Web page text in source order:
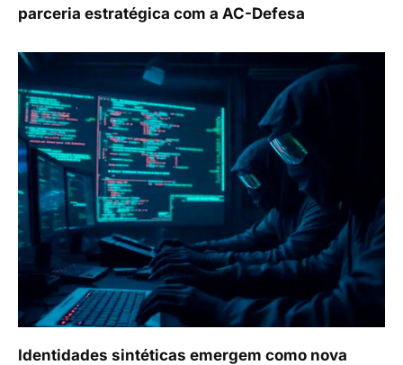
parceria estratégica com a AC-Defesa
Identidades sintéticas emergem como nova